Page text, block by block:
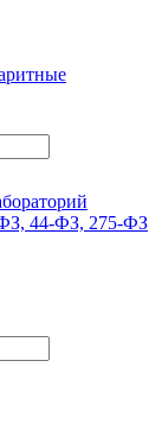
44-ФЗ, 275-ФЗ